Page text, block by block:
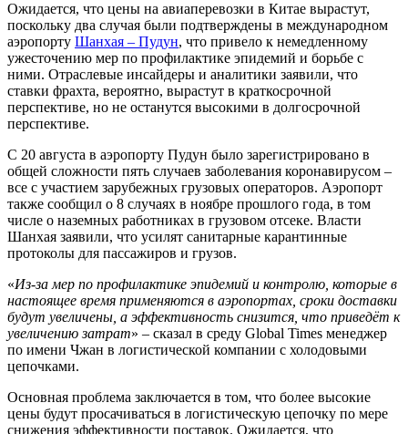
Ожидается, что цены на авиаперевозки в Китае вырастут,
поскольку два случая были подтверждены в международном
аэропорту Шанхая – Пудун, что привело к немедленному
ужесточению мер по профилактике эпидемий и борьбе с
ними. Отраслевые инсайдеры и аналитики заявили, что
ставки фрахта, вероятно, вырастут в краткосрочной
перспективе, но не останутся высокими в долгосрочной
перспективе.
С 20 августа в аэропорту Пудун было зарегистрировано в
общей сложности пять случаев заболевания коронавирусом –
все с участием зарубежных грузовых операторов. Аэропорт
также сообщил о 8 случаях в ноябре прошлого года, в том
числе о наземных работниках в грузовом отсеке. Власти
Шанхая заявили, что усилят санитарные карантинные
протоколы для пассажиров и грузов.
«Из-за мер по профилактике эпидемий и контролю, которые в
настоящее время применяются в аэропортах, сроки доставки
будут увеличены, а эффективность снизится, что приведёт к
увеличению затрат» – сказал в среду Global Times менеджер
по имени Чжан в логистической компании с холодовыми
цепочками.
Основная проблема заключается в том, что более высокие
цены будут просачиваться в логистическую цепочку по мере
снижения эффективности поставок. Ожидается, что